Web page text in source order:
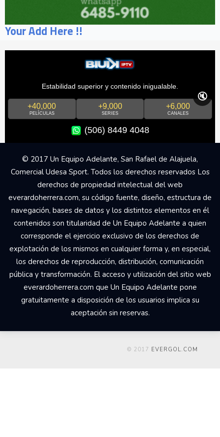
Your Add Here !!
Estabilidad superior y contenido inigualable.
+40,000
PELÍCULAS
+9,000
SERIES
+6,000
CANALES
(506) 8449 4048
🔇
© 2017 Un Equipo Adelante, San Rafael de Alajuela,
Comercial Udesa Sport. Todos los derechos reservados Los
derechos de propiedad intelectual del web
everardoherrera.com, su código fuente, diseño, estructura de
navegación, bases de datos y los distintos elementos en él
contenidos son titularidad de Un Equipo Adelante a quien
corresponde el ejercicio exclusivo de los derechos de
explotación de los mismos en cualquier forma y, en especial,
los derechos de reproducción, distribución, comunicación
pública y transformación. El acceso y utilización del sitio web
everardoherrera.com que Un Equipo Adelante pone
gratuitamente a disposición de los usuarios implica su
aceptación sin reservas.
© 2017 EVERGOL.COM